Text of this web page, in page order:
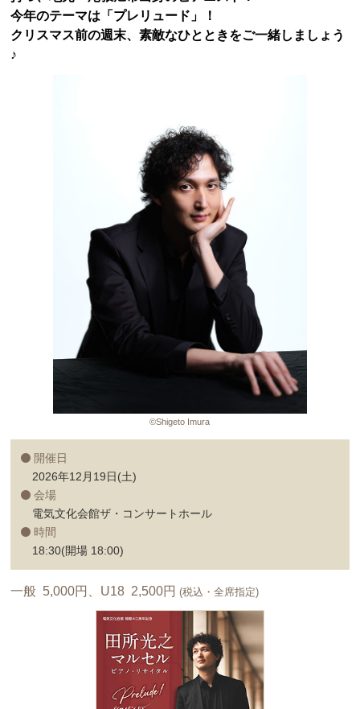
今年のテーマは「プレリュード」！
クリスマス前の週末、素敵なひとときをご一緒しましょう
♪
©Shigeto Imura
開催日
2026年12月19日(土)
会場
電気文化会館ザ・コンサートホール
時間
18:30(開場 18:00)
一般 5,000円、U18 2,500円(税込・全席指定)